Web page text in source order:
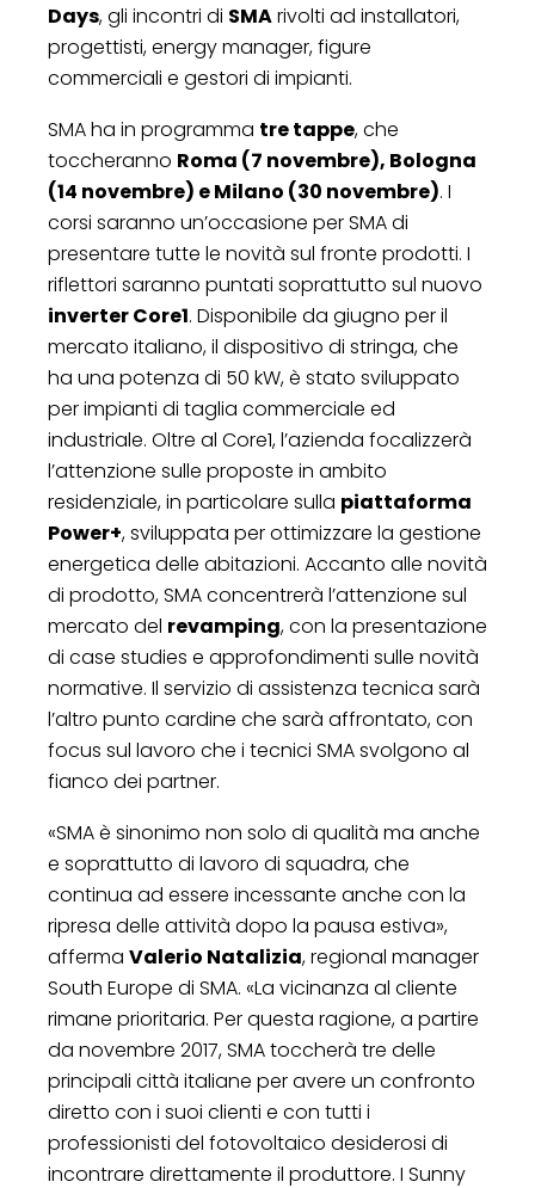
Days, gli incontri di SMArivolti ad installatori,
progettisti, energy manager, figure
commerciali e gestori di impianti.
SMA ha in programma tre tappe, che
toccheranno Roma (7 novembre), Bologna
(14 novembre) e Milano (30 novembre). I
corsi saranno un’occasione per SMA di
presentare tutte le novità sul fronte prodotti. I
riflettori saranno puntati soprattutto sul nuovo
inverter Core1. Disponibile da giugno per il
mercato italiano, il dispositivo di stringa, che
ha una potenza di 50 kW, è stato sviluppato
per impianti di taglia commerciale ed
industriale. Oltre al Core1, l’azienda focalizzerà
l’attenzione sulle proposte in ambito
residenziale, in particolare sulla piattaforma
Power­+, sviluppata per ottimizzare la gestione
energetica delle abitazioni. Accanto alle novità
di prodotto, SMA concentrerà l’attenzione sul
mercato del revamping, con la presentazione
di case studies e approfondimenti sulle novità
normative. Il servizio di assistenza tecnica sarà
l’altro punto cardine che sarà affrontato, con
focus sul lavoro che i tecnici SMA svolgono al
fianco dei partner.
«SMA è sinonimo non solo di qualità ma anche
e soprattutto di lavoro di squadra, che
continua ad essere incessante anche con la
ripresa delle attività dopo la pausa estiva»,
afferma Valerio Natalizia, regional manager
South Europe di SMA. «La vicinanza al cliente
rimane prioritaria. Per questa ragione, a partire
da novembre 2017, SMA toccherà tre delle
principali città italiane per avere un confronto
diretto con i suoi clienti e con tutti i
professionisti del fotovoltaico desiderosi di
incontrare direttamente il produttore. I Sunny